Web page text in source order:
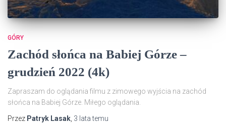
GÓRY
Zachód słońca na Babiej Górze –
grudzień 2022 (4k)
Zapraszam do oglądania filmu z zimowego wyjścia na zachód
słońca na Babiej Górze. Miłego oglądania.
Przez Patryk Lasak, 3 latatemu